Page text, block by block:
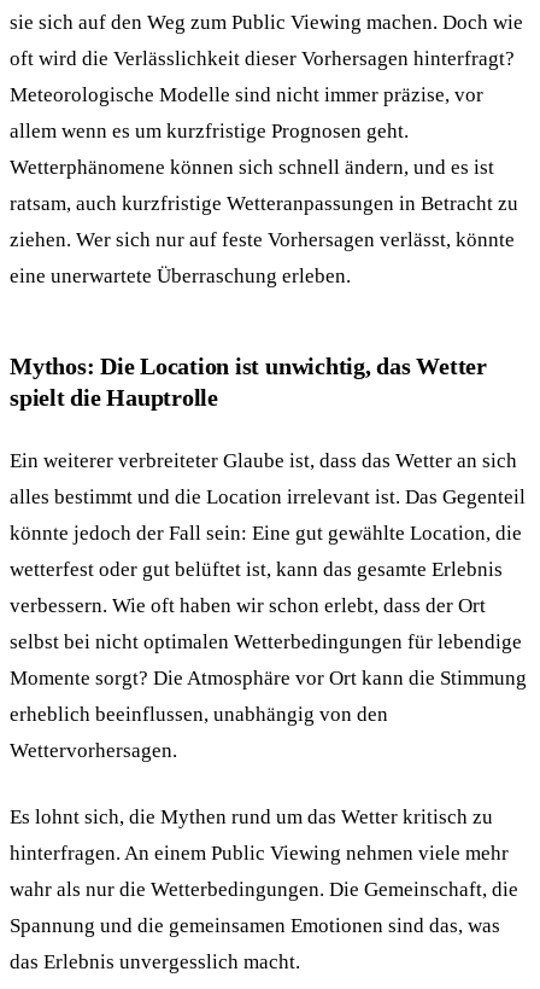
sie sich auf den Weg zum Public Viewing machen. Doch wie
oft wird die Verlässlichkeit dieser Vorhersagen hinterfragt?
Meteorologische Modelle sind nicht immer präzise, vor
allem wenn es um kurzfristige Prognosen geht.
Wetterphänomene können sich schnell ändern, und es ist
ratsam, auch kurzfristige Wetteranpassungen in Betracht zu
ziehen. Wer sich nur auf feste Vorhersagen verlässt, könnte
eine unerwartete Überraschung erleben.
Mythos: Die Location ist unwichtig, das Wetter
spielt die Hauptrolle
Ein weiterer verbreiteter Glaube ist, dass das Wetter an sich
alles bestimmt und die Location irrelevant ist. Das Gegenteil
könnte jedoch der Fall sein: Eine gut gewählte Location, die
wetterfest oder gut belüftet ist, kann das gesamte Erlebnis
verbessern. Wie oft haben wir schon erlebt, dass der Ort
selbst bei nicht optimalen Wetterbedingungen für lebendige
Momente sorgt? Die Atmosphäre vor Ort kann die Stimmung
erheblich beeinflussen, unabhängig von den
Wettervorhersagen.
Es lohnt sich, die Mythen rund um das Wetter kritisch zu
hinterfragen. An einem Public Viewing nehmen viele mehr
wahr als nur die Wetterbedingungen. Die Gemeinschaft, die
Spannung und die gemeinsamen Emotionen sind das, was
das Erlebnis unvergesslich macht.